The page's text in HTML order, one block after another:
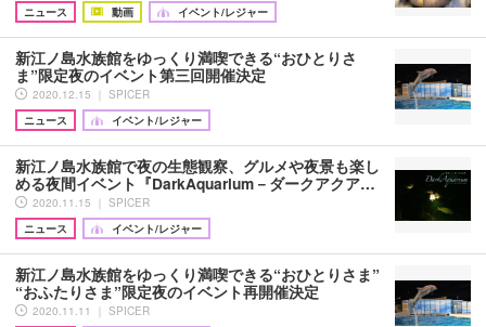
ニュース
動画 イベント/レジャー
新江ノ島水族館をゆっくり満喫できる“おひとりさ
ま”限定夜のイベント第三回開催決定
2020.12.15 ｜ SPICER
ニュース
イベント/レジャー
新江ノ島水族館で夜の生態観察、グルメや夜景も楽し
める夜間イベント『DarkAquarium－ダークアクア…
2020.11.15 ｜ SPICER
ニュース
イベント/レジャー
新江ノ島水族館をゆっくり満喫できる“おひとりさま”
“おふたりさま”限定夜のイベント再開催決定
2020.11.11 ｜ SPICER